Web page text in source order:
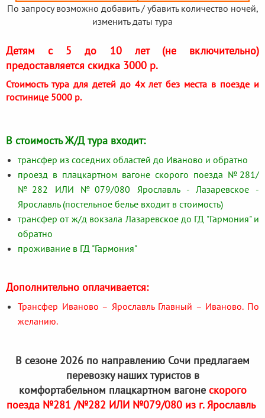
По запросу возможно добавить / убавить количество ночей,
изменить даты тура
Детям с 5 до 10 лет (не включительно)
предоставляется скидка 3000 р.
Стоимость тура для детей до 4х лет без места в поезде и
гостинице 5000 р.
В стоимость Ж/Д тура входит:
трансфер из соседних областей до Иваново и обратно
проезд в плацкартном вагоне скорого поезда №281/
№282 ИЛИ №079/080 Ярославль - Лазаревское -
Ярославль (постельное белье входит в стоимость)
трансфер от ж/д вокзала Лазаревское до ГД "Гармония" и
обратно
проживание в ГД "Гармония"
Дополнительно оплачивается:
Трансфер Иваново – Ярославль Главный – Иваново. По
желанию.
В сезоне 2026 по направлению Сочи предлагаем
перевозку наших туристов в
комфортабельном плацкартном вагоне скорого
поезда №281 /№282 ИЛИ №079/080 из г. Ярославль